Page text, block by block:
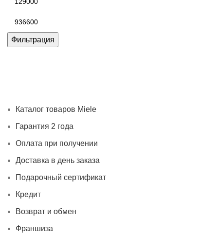
Фильтрация
Каталог товаров Miele
Гарантия 2 года
Оплата при получении
Доставка в день заказа
Подарочный сертификат
Кредит
Возврат и обмен
Франшиза